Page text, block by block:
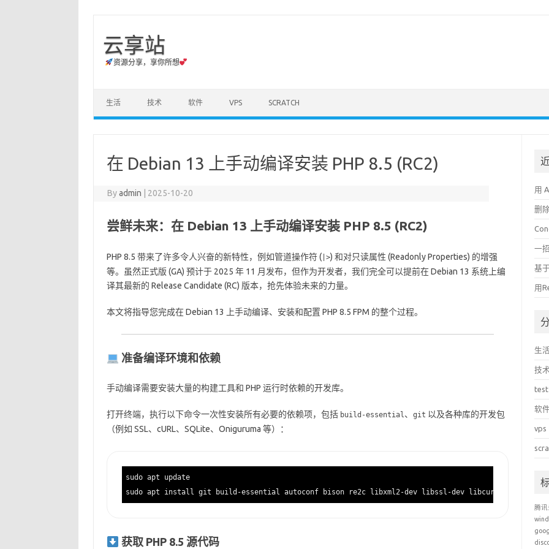
云享站
资源分享，享你所想
生活 技术 软件 VPS SCRATCH
在 Debian 13 上手动编译安装 PHP 8.5 (RC2)
Byadmin 2025-10-20
尝鲜未来：在 Debian 13 上手动编译安装 PHP 8.5 (RC2)
PHP 8.5 带来了许多令人兴奋的新特性，例如管道操作符 ( |>) 和对只读属性 (Readonly Properties) 的增强
等。虽然正式版 (GA) 预计于 2025 年 11 月发布，但作为开发者，我们完全可以提前在 Debian 13 系统上编
译其最新的 Release Candidate (RC) 版本，抢先体验未来的力量。
本文将指导您完成在 Debian 13 上手动编译、安装和配置 PHP 8.5 FPM 的整个过程。
准备编译环境和依赖
手动编译需要安装大量的构建工具和 PHP 运行时依赖的开发库。
打开终端，执行以下命令一次性安装所有必要的依赖项，包括 build-essential、 git 以及各种库的开发包
（例如 SSL、cURL、SQLite、Oniguruma 等）：
sudo apt update
获取 PHP 8.5 源代码
用
删
一
基
用
生
技
test
软
vps
腾